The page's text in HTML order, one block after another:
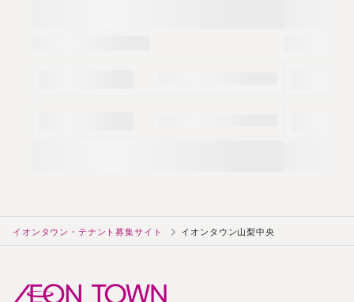
イオンタウン・テナント募集サイト イオンタウン山梨中央